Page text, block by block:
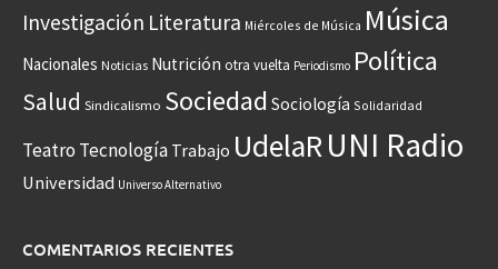
Investigación Literatura Miércoles de Música Música
Nacionales Noticias Nutrición otra vuelta Periodismo Política
Salud Sindicalismo Sociedad Sociología Solidaridad
Teatro Tecnología Trabajo UdelaRUNI Radio
Universidad Universo Alternativo
COMENTARIOS RECIENTES